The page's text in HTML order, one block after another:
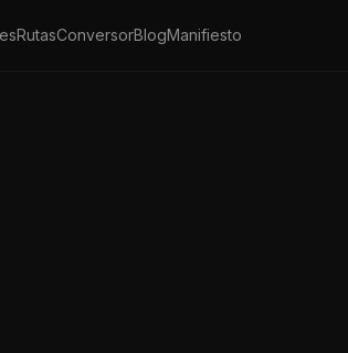
RutasConversorBlogManifiesto